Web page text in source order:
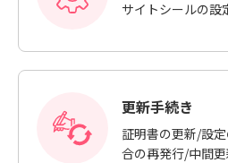
サイトシールの設
更新手続き
証明書の更新/設
合の再発行/中間